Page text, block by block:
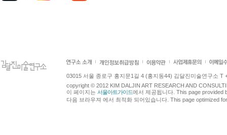
03015 서울 종로구 홍지문1길 4 (홍지동44) 김달진미술연구소 T
copyright © 2012 KIM DALJIN ART RESEARCH AND
이 페이지는 서울아트가이드에서 제공됩니다. This page provided
다음 브라우져 에서 최적화 되어있습니다. This page optimized